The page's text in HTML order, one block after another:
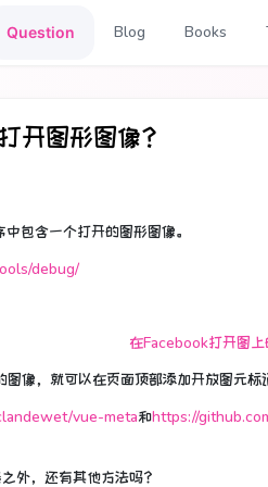
Question Blog Books
开图形图像？
包含一个打开的图形图像。
debug/
像，就可以在页面顶部添加开放图元标
vue-meta和https://
外，还有其他方法吗？